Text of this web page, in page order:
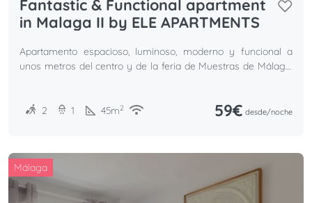
Fantastic & Functional apartment
in Malaga II by ELE APARTMENTS
Apartamento espacioso, luminoso, moderno y funcional a
unos metros del centro y de la feria de Muestras de Málaga.
2 1 45m2 59€ desde/noche
Málaga